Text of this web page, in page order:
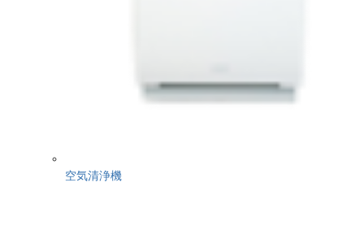
空気清浄機